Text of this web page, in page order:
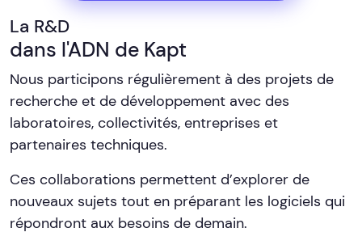
La R&D
dans l'ADN de Kapt
Nous participons régulièrement à des projets de
recherche et de développement avec des
laboratoires, collectivités, entreprises et
partenaires techniques.
Ces collaborations permettent d’explorer de
nouveaux sujets tout en préparant les logiciels qui
répondront aux besoins de demain.